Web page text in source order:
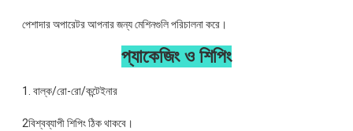
পেশাদার অপারেটর আপনার জন্য মেশিনগুলি পরিচালনা করে।
প্যাকেজিং ও শিপিং
1. বাল্ক/রো-রো/কন্টেইনার
2বিশ্বব্যাপী শিপিং ঠিক থাকবে।